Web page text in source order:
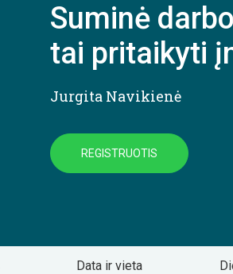
Suminė
tai pritaikyti
Jurgita Navikienė
REGISTRUOTIS
Data ir vieta